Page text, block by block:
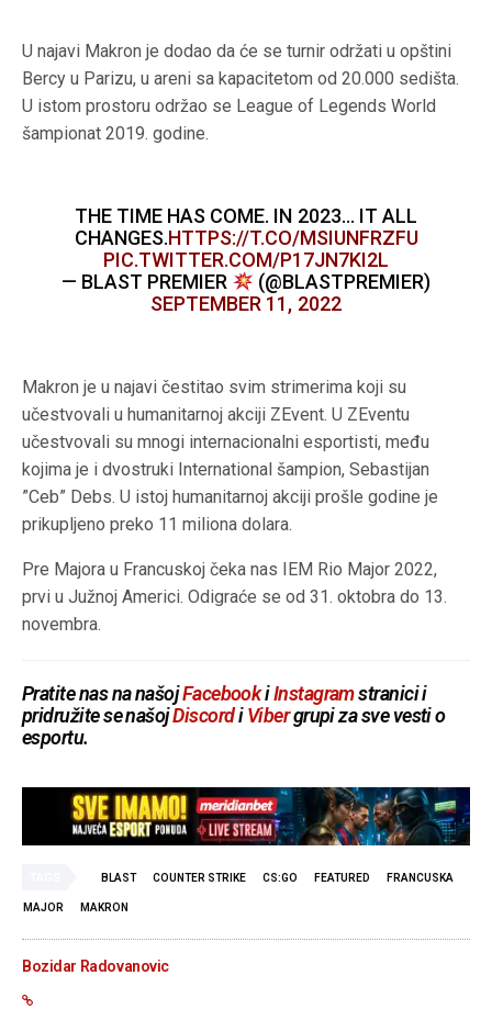
U najavi Makron je dodao da će se turnir održati u opštini
Bercy u Parizu, u areni sa kapacitetom od 20.000 sedišta.
U istom prostoru održao se League of Legends World
šampionat 2019. godine.
THE TIME HAS COME. IN 2023… IT ALL
CHANGES.HTTPS://T.CO/MSIUNFRZFU
PIC.TWITTER.COM/P17JN7KI2L
— BLAST PREMIER
(@BLASTPREMIER)
SEPTEMBER 11, 2022
Makron je u najavi čestitao svim strimerima koji su
učestvovali u humanitarnoj akciji ZEvent. U ZEventu
učestvovali su mnogi internacionalni esportisti, među
kojima je i dvostruki International šampion, Sebastijan
”Ceb” Debs. U istoj humanitarnoj akciji prošle godine je
prikupljeno preko 11 miliona dolara.
Pre Majora u Francuskoj čeka nas IEM Rio Major 2022,
prvi u Južnoj Americi. Odigraće se od 31. oktobra do 13.
novembra.
Pratite nas na našojFacebookiInstagramstranici i
pridružite se našojDiscordiVibergrupi za sve vesti o
esportu.
BLAST COUNTER STRIKE CS:GO FEATURED FRANCUSKA
MAJOR MAKRON
Bozidar Radovanovic